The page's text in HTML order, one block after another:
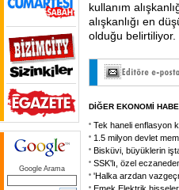
Google Arama
kullanım
alışkanlığı en
olduğu belirtiliyor.
DİĞER EKONOMİ
Tek haneli enflasyon
1.5 milyon devlet
Bisküvi, büyüklerin
SSK'lı, özel
'Halka arzdan